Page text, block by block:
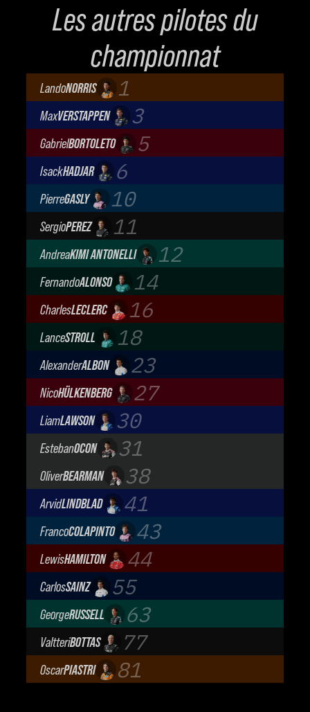
Les autres pilotes du
championnat
LandoNORRIS 1
McLaren Mastercard F1 Team
MaxVERSTAPPEN 3
Oracle Red Bull Racing
GabrielBORTOLETO 5
Audi Revolut F1 Team
IsackHADJAR 6
Oracle Red Bull Racing
PierreGASLY 10
BWT Alpine Formula One Team
SergioPEREZ 11
Cadillac Formula 1 Team
AndreaKIMI ANTONELLI 12
Mercedes-AMG Petronas F1 Team
FernandoALONSO 14
Aston Martin Aramco F1 Team
CharlesLECLERC 16
Scuderia Ferrari
LanceSTROLL 18
Aston Martin Aramco F1 Team
AlexanderALBON 23
Atlassian Williams F1 Team
NicoHÜLKENBERG 27
Audi Revolut F1 Team
LiamLAWSON 30
Visa Cash App Racing Bulls
EstebanOCON 31
TGR Haas F1 Team
OliverBEARMAN 38
TGR Haas F1 Team
ArvidLINDBLAD 41
Visa Cash App Racing Bulls
FrancoCOLAPINTO 43
BWT Alpine Formula One Team
LewisHAMILTON 44
Scuderia Ferrari
CarlosSAINZ 55
Atlassian Williams F1 Team
GeorgeRUSSELL 63
Mercedes-AMG Petronas F1 Team
ValtteriBOTTAS 77
Cadillac Formula 1 Team
OscarPIASTRI 81